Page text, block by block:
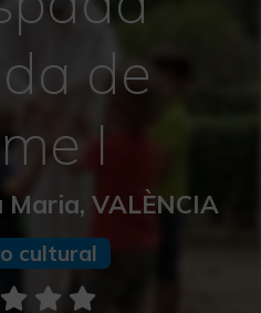
Deportivo
Rural
de
I
Maria, VALÈNCIA
cultural